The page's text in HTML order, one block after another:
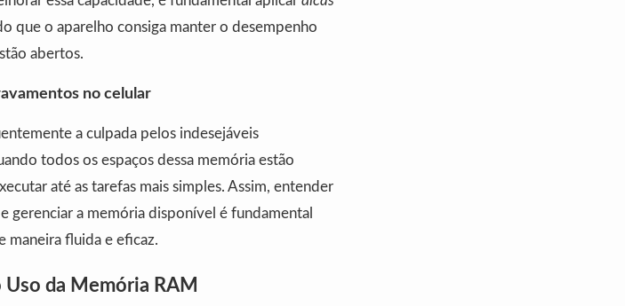
que o aparelho consiga manter o desempenho
abertos.
no celular
a culpada pelos indesejáveis
todos os espaços dessa memória estão
até as tarefas mais simples. Assim, entender
e gerenciar a memória disponível é fundamental
maneira fluida e eficaz.
da Memória RAM